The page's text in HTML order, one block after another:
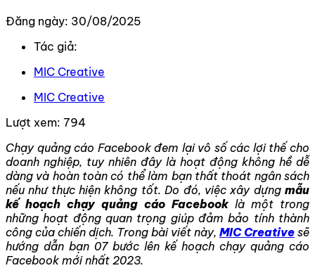
Đăng ngày: 30/08/2025
Tác giả:
MIC Creative
MIC Creative
Lượt xem: 794
Chạy quảng cáo Facebook đem lại vô số các lợi thế cho
doanh nghiệp, tuy nhiên đây là hoạt động không hề dễ
dàng và hoàn toàn có thể làm bạn thất thoát ngân sách
nếu như thực hiện không tốt. Do đó, việc xây dựng mẫu
kế hoạch chạy quảng cáo Facebooklà một trong
những hoạt động quan trọng giúp đảm bảo tính thành
công của chiến dịch. Trong bài viết này, MIC Creative sẽ
hướng dẫn bạn 07 bước lên kế hoạch chạy quảng cáo
Facebook mới nhất 2023.